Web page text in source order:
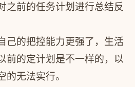
之前的任务计划进行总结反
己的把控能力更强了，生活
前的定计划是不一样的，以
无法实行。